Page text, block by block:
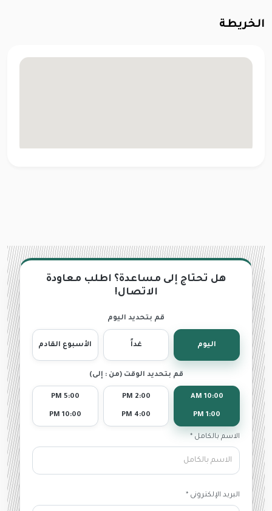
الخريطة
هل تحتاج إلى مساعدة؟ اطلب معاودة
الاتصال!
قم بتحديد اليوم
اليوم غداً الأسبوع القادم
قم بتحديد الوقت (من : إلى)
10:00 AM
1:00 PM
2:00 PM
4:00 PM
5:00 PM
10:00 PM
الاسم بالكامل *
البريد الإلكترونى *